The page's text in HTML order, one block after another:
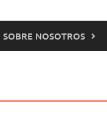
SOBRE NOSOTROS